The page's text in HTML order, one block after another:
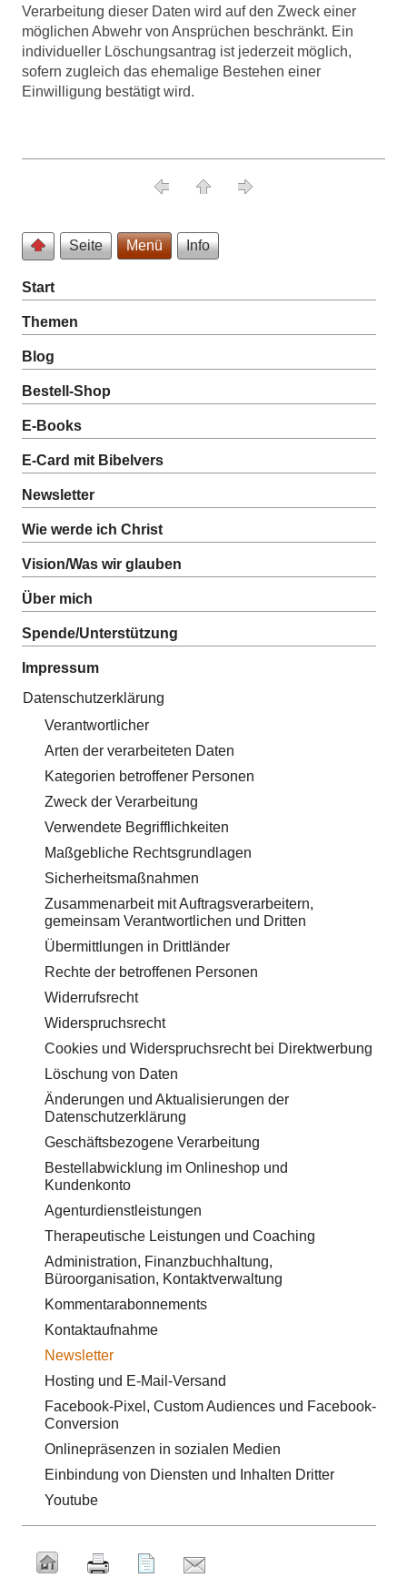
Verarbeitung dieser Daten wird auf den Zweck einer
möglichen Abwehr von Ansprüchen beschränkt. Ein
individueller Löschungsantrag ist jederzeit möglich,
sofern zugleich das ehemalige Bestehen einer
Einwilligung bestätigt wird.
Seite Menü Info
Start
Themen
Blog
Bestell-Shop
E-Books
E-Card mit Bibelvers
Newsletter
Wie werde ich Christ
Vision/Was wir glauben
Über mich
Spende/Unterstützung
Impressum
Datenschutzerklärung
Verantwortlicher
Arten der verarbeiteten Daten
Kategorien betroffener Personen
Zweck der Verarbeitung
Verwendete Begrifflichkeiten
Maßgebliche Rechtsgrundlagen
Sicherheitsmaßnahmen
Zusammenarbeit mit Auftragsverarbeitern,
gemeinsam Verantwortlichen und Dritten
Übermittlungen in Drittländer
Rechte der betroffenen Personen
Widerrufsrecht
Widerspruchsrecht
Cookies und Widerspruchsrecht bei Direktwerbung
Löschung von Daten
Änderungen und Aktualisierungen der
Datenschutzerklärung
Geschäftsbezogene Verarbeitung
Bestellabwicklung im Onlineshop und
Kundenkonto
Agenturdienstleistungen
Therapeutische Leistungen und Coaching
Administration, Finanzbuchhaltung,
Büroorganisation, Kontaktverwaltung
Kommentarabonnements
Kontaktaufnahme
Newsletter
Hosting und E-Mail-Versand
Facebook-Pixel, Custom Audiences und Facebook-
Conversion
Onlinepräsenzen in sozialen Medien
Einbindung von Diensten und Inhalten Dritter
Youtube